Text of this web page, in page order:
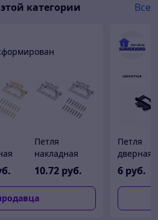
категории Все
BP
Петля
накладная
100х75 2BB CP
2,5мм хром (2
шт) АЛЛЮР
(УЗК)
10.72 руб.
Петля
дверная
AL6
матовый,
(с
6 руб.